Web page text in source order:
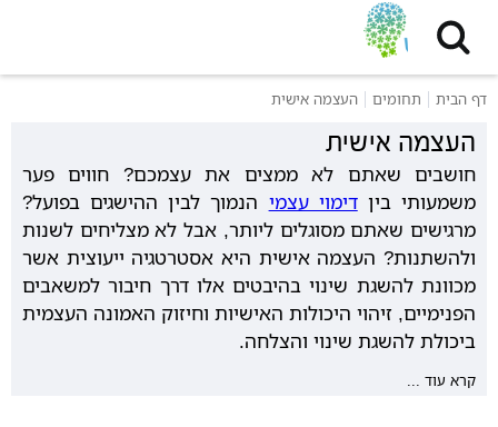
דף הבית תחומים העצמה אישית
העצמה אישית
חושבים שאתם לא ממצים את עצמכם? חווים פער
משמעותי ביןדימוי עצמי הנמוך לבין ההישגים בפועל?
מרגישים שאתם מסוגלים ליותר, אבל לא מצליחים לשנות
ולהשתנות? העצמה אישית היא אסטרטגיה ייעוצית אשר
מכוונת להשגת שינוי בהיבטים אלו דרך חיבור למשאבים
הפנימיים, זיהוי היכולות האישיות וחיזוק האמונה העצמית
ביכולת להשגת שינוי והצלחה.
קרא עוד ...